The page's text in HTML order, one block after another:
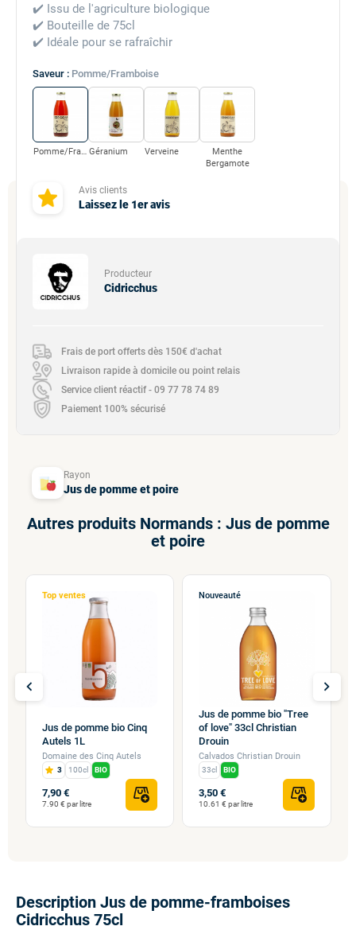
Avis clients
Laissez le 1er avis
✔️ Issu de l'agriculture biologique
✔️ Bouteille de 75cl
✔️ Idéale pour se rafraîchir
Saveur : Pomme/Framboise
Pomme/Framboise Géranium Verveine
Menthe
Bergamote
Producteur
Cidricchus
Frais de port offerts dès 150€ d'achat
Livraison rapide à domicile ou point relais
Service client réactif - 09 77 78 74 89
Paiement 100% sécurisé
Rayon
Jus de pomme et poire
Autres produits Normands : Jus de pomme
et poire
Top ventes
Jus de pomme bio Cinq
Autels 1L
Domaine des Cinq Autels
3 100cl BIO
7,90 €
7.90 € par litre
Nouveauté
Jus de pomme bio "Tree
of love" 33cl Christian
Drouin
Calvados Christian Drouin
33cl BIO
3,50 €
10.61 € par litre
chevron_left chevron_right
Description Jus de pomme-framboises
Cidricchus 75cl